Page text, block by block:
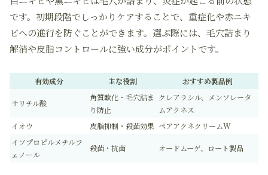
です。初期段階でしっかりケアすることで、重症化や赤ニキ
ビへの進行を防ぐことができます。選ぶ際には、毛穴詰まり
解消や皮脂コントロールに強い成分がポイントです。
有効成分 主な役割 おすすめ製品例
サリチル酸
角質軟化・毛穴詰ま
り防止
クレアラシル、メンソレータ
ムアクネス
イオウ
皮脂抑制・殺菌効果 ペアアクネクリームW
イソプロピルメチルフ
ェノール
殺菌・抗菌 オードムーゲ、ロート製品